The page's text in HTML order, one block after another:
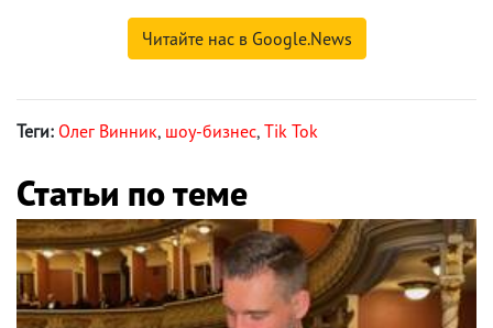
Читайте нас в Google.News
Теги: Олег Винник, шоу-бизнес, Tik Tok
Статьи по теме